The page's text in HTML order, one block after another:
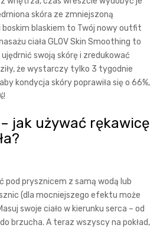
skóra ze zmniejszoną
boskim blaskiem to Twój nowy outfit
ciała GLOV Skin Smoothing to
swoją skórę i zredukować
że wystarczy tylko 3 tygodnie
kondycja skóry poprawiła się o 66%,
jak używać rękawicę
pod prysznicem z samą wodą lub
(dla mocniejszego efektu może
swoje ciało w kierunku serca – od
brzucha. A teraz wszyscy na pokład,